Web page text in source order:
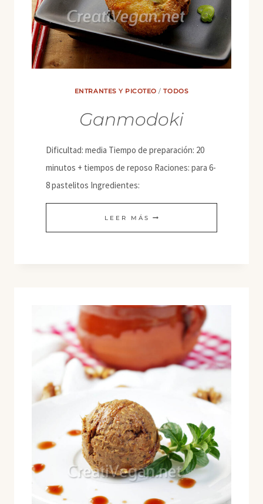
ENTRANTES Y PICOTEO /TODOS
Ganmodoki
Dificultad: media Tiempo de preparación: 20
minutos + tiempos de reposo Raciones: para 6-
8 pastelitos Ingredientes:
LEER MÁS GANMODOKI